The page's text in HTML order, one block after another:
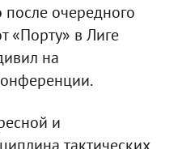
очередного
«Порту» в Лиге
на
и
тактических